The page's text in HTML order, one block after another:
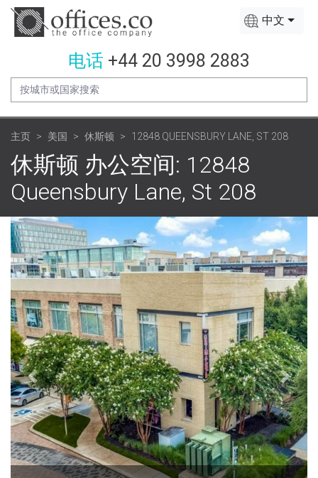
中文
电话 +44 20 3998 2883
主页 美国 休斯顿 12848 QUEENSBURY LANE, ST 208
休斯顿 办公空间: 12848
Queensbury Lane, St 208